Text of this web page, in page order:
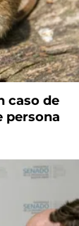
caso de
persona